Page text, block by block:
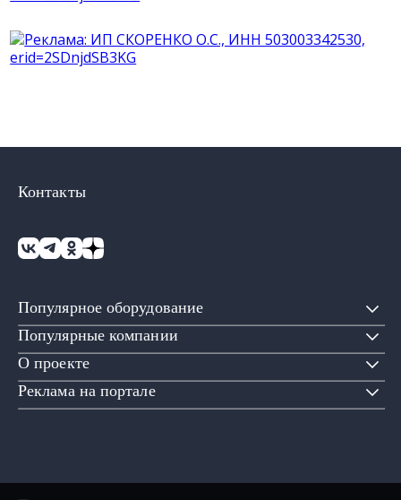
Популярное оборудование
Популярные компании
О проекте
Реклама на портале
Контакты